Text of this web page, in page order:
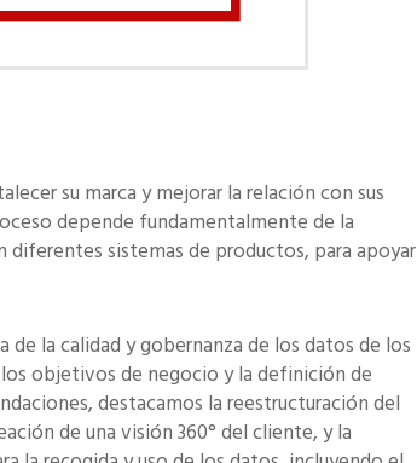
su marca y mejorar la relación con sus
depende fundamentalmente de la
diferentes sistemas de productos, para apoyar
la calidad y gobernanza de los datos de los
objetivos de negocio y la definición de
destacamos la reestructuración del
de una visión 360° del cliente, y la